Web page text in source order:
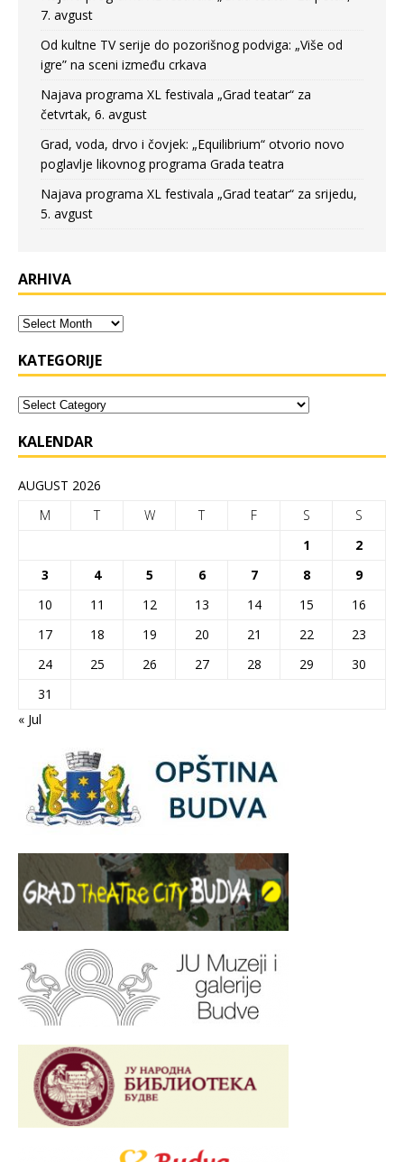
7. avgust
Od kultne TV serije do pozorišnog podviga: „Više od
igre” na sceni između crkava
Najava programa XL festivala „Grad teatar“ za
četvrtak, 6. avgust
Grad, voda, drvo i čovjek: „Equilibrium“ otvorio novo
poglavlje likovnog programa Grada teatra
Najava programa XL festivala „Grad teatar“ za srijedu,
5. avgust
ARHIVA
KATEGORIJE
KALENDAR
AUGUST 2026
M
T W T F S
S
1
2
3
4 5 6 7 8
9
10
11 12 13 14 15
16
17
18 19 20 21 22
23
24
25 26 27 28 29
30
31
« Jul